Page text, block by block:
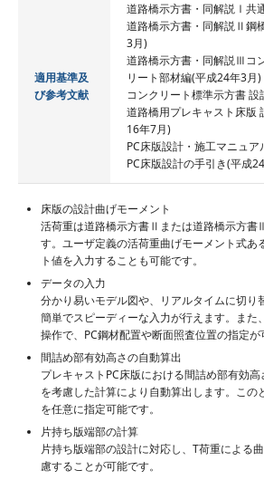
適用基準及
び参考文献
道路橋示方書・同解説Ⅰ共
道路橋示方書・同解説Ⅱ鋼
3月)
道路橋示方書・同解説Ⅲコ
リート部材編(平成24年3月)
コンクリート標準示方書
道路橋用プレキャスト床版
16年7月)
PC床版設計・施工マニュ
PC床版設計の手引き(平成
床版の設計曲げモーメント
活荷重は道路橋示方書Ⅱまたは道路橋示方書
す。ユーザ定義の活荷重曲げモーメント式あ
ト値を入力することも可能です。
データの入力
分かり易いモデル図や、リアルタイムに切り
簡単でスピーディーな入力が行えます。また
操作で、PC鋼材配置や断面照査位置の指定が
間詰め部有効高さの自動算出
プレキャストPC床版における間詰め部有効
を考慮した計算により自動算出します。この
を任意に指定可能です。
片持ち版端部の計算
片持ち版端部の設計に対応し、T荷重による
慮することが可能です。